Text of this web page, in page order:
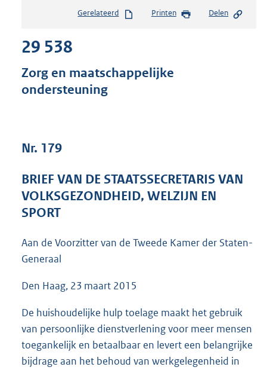
s
d
s
:
4
Gerelateerd Printen Delen
29 538
Zorg en maatschappelijke
ondersteuning
Nr. 179
BRIEF VAN DE STAATSSECRETARIS VAN
VOLKSGEZONDHEID, WELZIJN EN
SPORT
Aan de Voorzitter van de Tweede Kamer der Staten-
Generaal
Den Haag, 23 maart 2015
De huishoudelijke hulp toelage maakt het gebruik
van persoonlijke dienstverlening voor meer mensen
toegankelijk en betaalbaar en levert een belangrijke
bijdrage aan het behoud van werkgelegenheid in